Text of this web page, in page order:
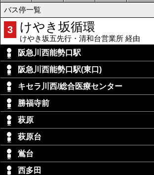
バス停一覧
3 けやき坂循環
けやき坂五先行・清和台営業所 経由
阪急川西能勢口駅
阪急川西能勢口駅(東口)
キセラ川西/総合医療センター
勝福寺前
萩原
萩原台
鴬台
西多田